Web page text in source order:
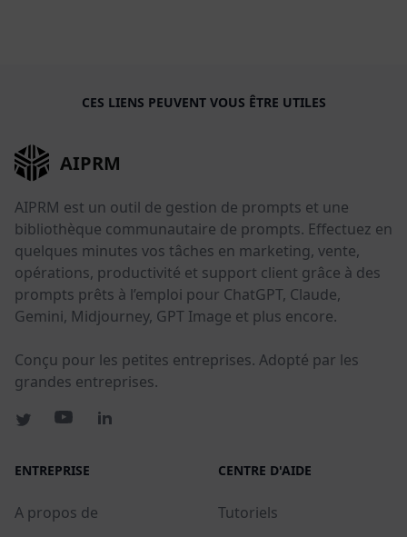
CES LIENS PEUVENT VOUS ÊTRE UTILES
AIPRM
AIPRM est un outil de gestion de prompts et une
bibliothèque communautaire de prompts. Effectuez en
quelques minutes vos tâches en marketing, vente,
opérations, productivité et support client grâce à des
prompts prêts à l’emploi pour ChatGPT, Claude,
Gemini, Midjourney, GPT Image et plus encore.
Conçu pour les petites entreprises. Adopté par les
grandes entreprises.
ENTREPRISE
A propos de
CENTRE D'AIDE
Tutoriels